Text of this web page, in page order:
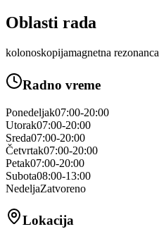
Oblasti rada
kolonoskopijamagnetna rezonanca
Radno vreme
Ponedeljak07:00-20:00
Utorak07:00-20:00
Sreda07:00-20:00
Četvrtak07:00-20:00
Petak07:00-20:00
Subota08:00-13:00
NedeljaZatvoreno
Lokacija